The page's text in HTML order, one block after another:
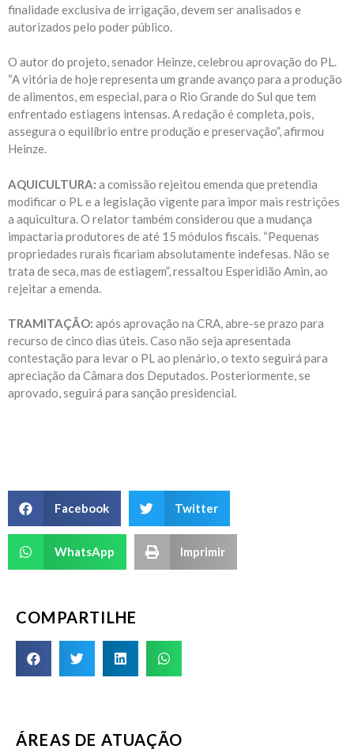
finalidade exclusiva de irrigação, devem ser analisados e
autorizados pelo poder público.
O autor do projeto, senador Heinze, celebrou aprovação do PL.
“A vitória de hoje representa um grande avanço para a produção
de alimentos, em especial, para o Rio Grande do Sul que tem
enfrentado estiagens intensas. A redação é completa, pois,
assegura o equilíbrio entre produção e preservação”, afirmou
Heinze.
AQUICULTURA: a comissão rejeitou emenda que pretendia
modificar o PL e a legislação vigente para impor mais restrições
a aquicultura. O relator também considerou que a mudança
impactaria produtores de até 15 módulos fiscais. “Pequenas
propriedades rurais ficariam absolutamente indefesas. Não se
trata de seca, mas de estiagem”, ressaltou Esperidião Amin, ao
rejeitar a emenda.
TRAMITAÇÃO: após aprovação na CRA, abre-se prazo para
recurso de cinco dias úteis. Caso não seja apresentada
contestação para levar o PL ao plenário, o texto seguirá para
apreciação da Câmara dos Deputados. Posteriormente, se
aprovado, seguirá para sanção presidencial.
Facebook Twitter
WhatsApp Imprimir
COMPARTILHE
ÁREAS DE ATUAÇÃO